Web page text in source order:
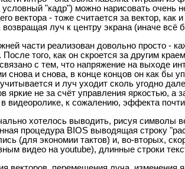
интро - она была навеяна титрами
условный "кадр") можно нарисовать очень
вектора - тоже считается за вектор, как
луч к центру экрана (иначе всё
части реализован довольно просто -
того, как он скроется за другим
с тем, что напряжение на выходе
снова и снова, в конце концов он как бы
и луч уходит сколь угодно
яркие не за счёт управления яркостью, а
видеоролике, к сожалению, эффекта
хотелось выводить, рисуя символы
процедура BIOS выводящая строку
(для экономии тактов) и, во-вторых,
видео на youtube), длинные строки